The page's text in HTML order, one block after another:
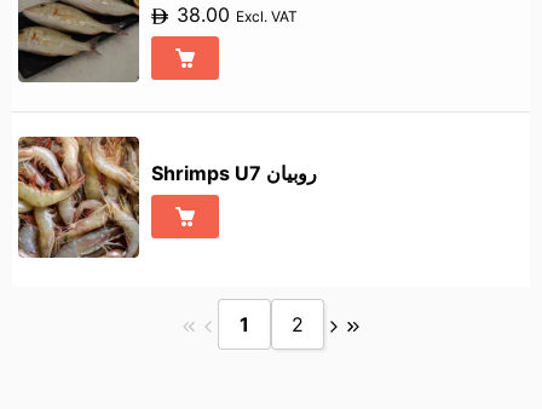
38.00 Excl. VAT
Shrimps U7 روبيان
1 2